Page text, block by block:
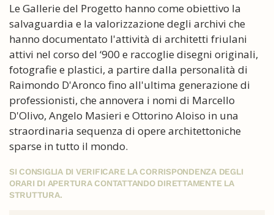
Le Gallerie del Progetto hanno come obiettivo la
salvaguardia e la valorizzazione degli archivi che
hanno documentato l'attività di architetti friulani
attivi nel corso del ‘900 e raccoglie disegni originali,
fotografie e plastici, a partire dalla personalità di
Raimondo D'Aronco fino all'ultima generazione di
professionisti, che annovera i nomi di Marcello
D'Olivo, Angelo Masieri e Ottorino Aloiso in una
straordinaria sequenza di opere architettoniche
sparse in tutto il mondo.
SI CONSIGLIA DI VERIFICARE LA CORRISPONDENZA DEGLI
ORARI DI APERTURA CONTATTANDO DIRETTAMENTE LA
STRUTTURA.